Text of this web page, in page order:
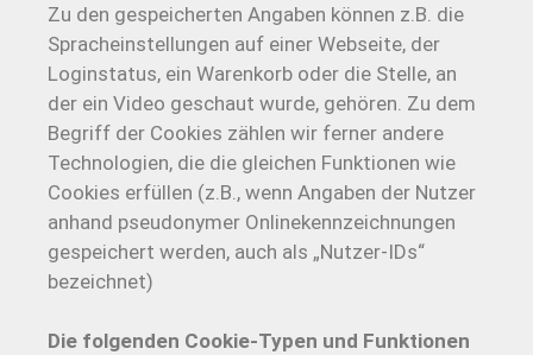
Zu den gespeicherten Angaben können z.B. die
Spracheinstellungen auf einer Webseite, der
Loginstatus, ein Warenkorb oder die Stelle, an
der ein Video geschaut wurde, gehören. Zu dem
Begriff der Cookies zählen wir ferner andere
Technologien, die die gleichen Funktionen wie
Cookies erfüllen (z.B., wenn Angaben der Nutzer
anhand pseudonymer Onlinekennzeichnungen
gespeichert werden, auch als „Nutzer-IDs“
bezeichnet)
Die folgenden Cookie-Typen und Funktionen